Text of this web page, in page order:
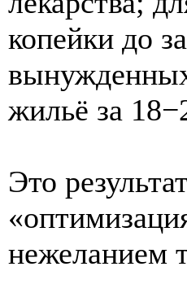
копейки до
жильё за
Это
нежеланием